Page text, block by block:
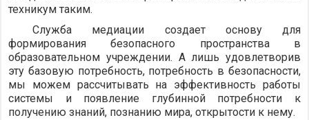
техникум таким.
Служба медиации создает основу для
формирования безопасного пространства в
образовательном учреждении. А лишь удовлетворив
эту базовую потребность, потребность в безопасности,
мы можем рассчитывать на эффективность работы
системы и появление глубинной потребности к
получению знаний, познанию мира, открытости к нему.